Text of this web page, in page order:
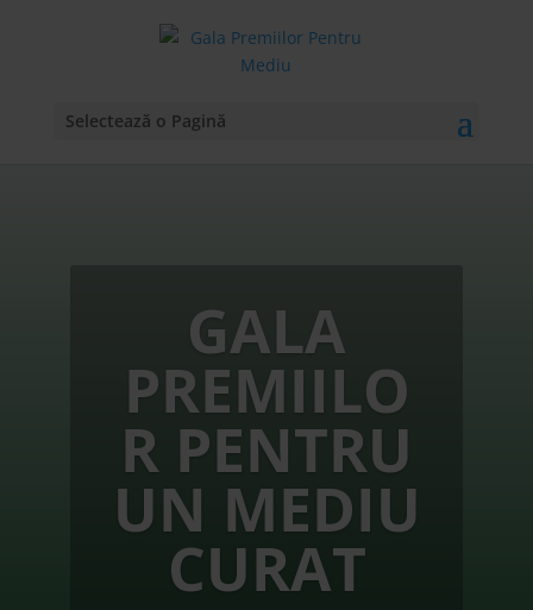
Selectează o Pagină
GALA
PREMIILO
R PENTRU
UN MEDIU
CURAT